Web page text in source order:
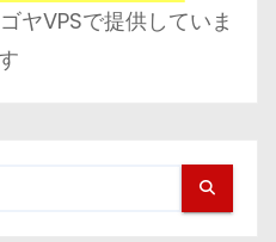
ヤVPSで提供していま